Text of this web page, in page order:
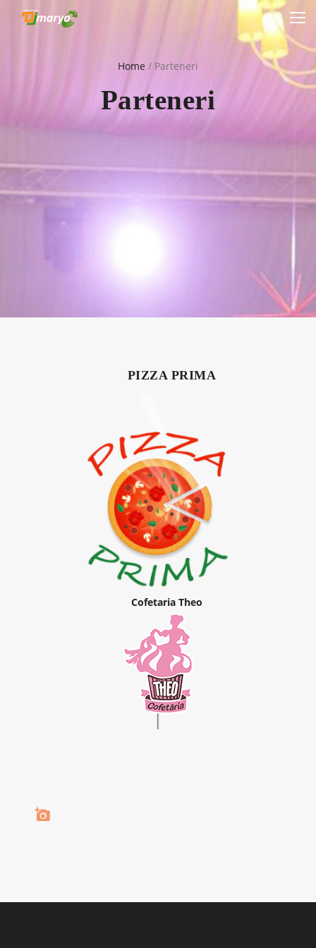
Home / Parteneri
Parteneri
PIZZA PRIMA
Cofetaria Theo